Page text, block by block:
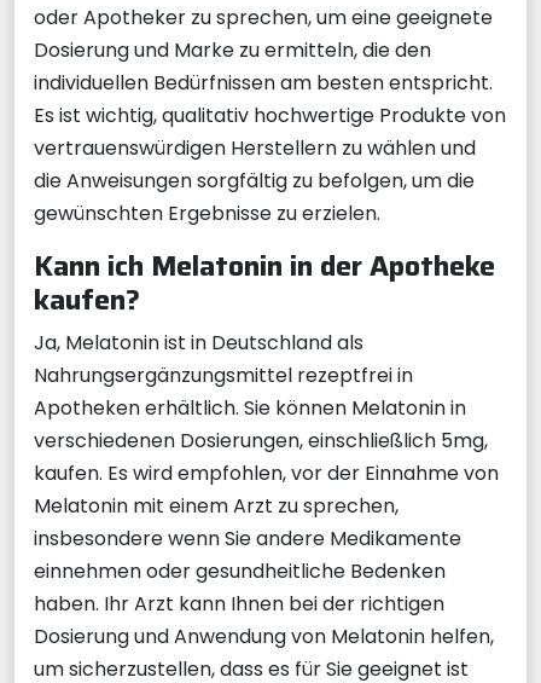
oder Apotheker zu sprechen, um eine geeignete
Dosierung und Marke zu ermitteln, die den
individuellen Bedürfnissen am besten entspricht.
Es ist wichtig, qualitativ hochwertige Produkte von
vertrauenswürdigen Herstellern zu wählen und
die Anweisungen sorgfältig zu befolgen, um die
gewünschten Ergebnisse zu erzielen.
Kann ich Melatonin in der Apotheke
kaufen?
Ja, Melatonin ist in Deutschland als
Nahrungsergänzungsmittel rezeptfrei in
Apotheken erhältlich. Sie können Melatonin in
verschiedenen Dosierungen, einschließlich 5mg,
kaufen. Es wird empfohlen, vor der Einnahme von
Melatonin mit einem Arzt zu sprechen,
insbesondere wenn Sie andere Medikamente
einnehmen oder gesundheitliche Bedenken
haben. Ihr Arzt kann Ihnen bei der richtigen
Dosierung und Anwendung von Melatonin helfen,
um sicherzustellen, dass es für Sie geeignet ist